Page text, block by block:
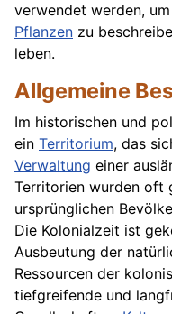
verwendet werden,
Pflanzen zu
leben.
Allgemeine
Im historischen und
ein Territorium, das
Verwaltung einer
Territorien wurden oft
ursprünglichen
Die Kolonialzeit ist
Ausbeutung der
Ressourcen der
tiefgreifende und